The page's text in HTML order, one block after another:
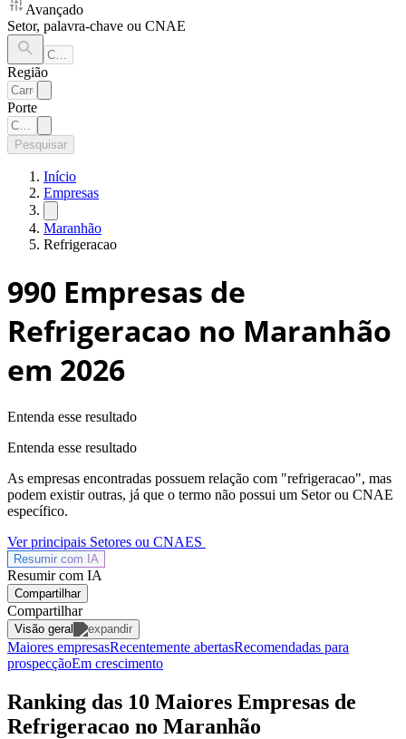
Avançado
Setor, palavra-chave ou CNAE
Região
Porte
Pesquisar
Início
Empresas
Maranhão
Refrigeracao
990 Empresas de
Refrigeracao no Maranhão
em 2026
Entenda esse resultado
Entenda esse resultado
As empresas encontradas possuem relação com "refrigeracao", mas
podem existir outras, já que o termo não possui um Setor ou CNAE
específico.
Ver principais Setores ou CNAES
Resumir com IA
Resumir com IA
Compartilhar
Compartilhar
Visão geral
Maiores empresasRecentemente abertasRecomendadas para
prospecçãoEm crescimento
Ranking das 10 Maiores Empresas de
Refrigeracao no Maranhão